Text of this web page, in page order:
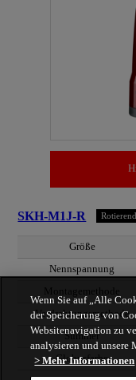
SKH-M1J-R
Größe
Nennspannung
Montagemethode
Verdrahtungsmethode
Summer
Globusfarbe
Wenn Sie auf „Alle
der Speicherung von
Websitenavigation zu
analysieren und unsere
> Mehr Informationen